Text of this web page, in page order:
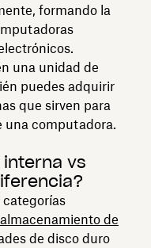
formando la
una unidad de
puedes adquirir
que sirven para
una computadora.
vs
de
de disco duro